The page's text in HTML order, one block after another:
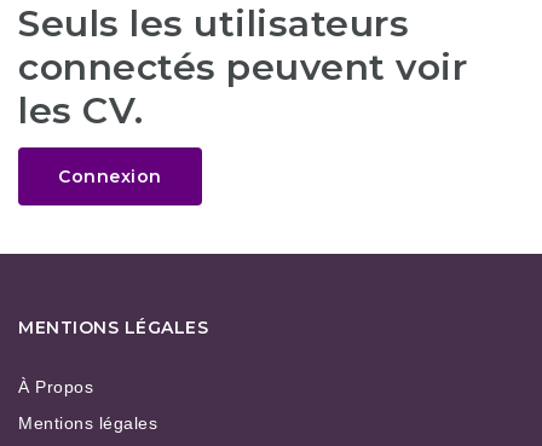
Seuls les utilisateurs
connectés peuvent voir
les CV.
Connexion
MENTIONS LÉGALES
À Propos
Mentions légales